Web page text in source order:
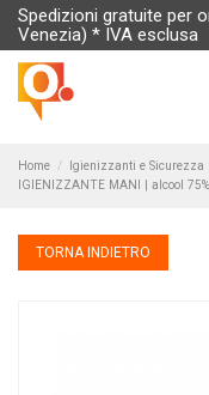
Spedizioni gratuite per
Venezia) * IVA esclusa
Home Igienizzanti e Sicurezza
IGIENIZZANTE MANI | alcool
TORNA INDIETRO